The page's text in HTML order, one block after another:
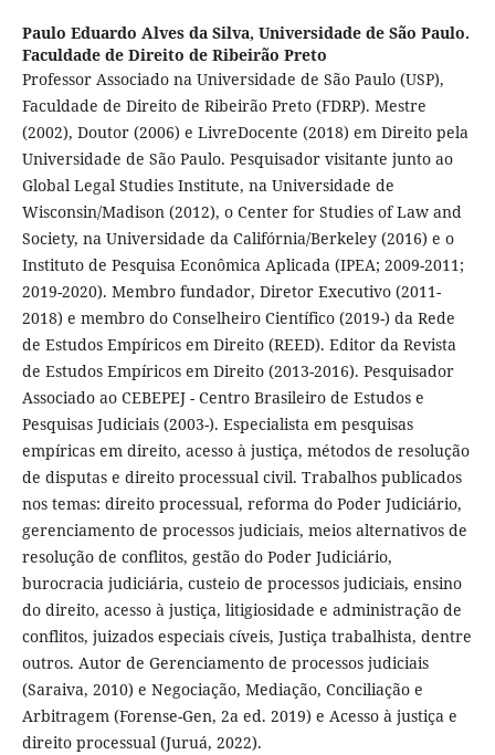
Paulo Eduardo Alves da Silva, Universidade de São Paulo.
Faculdade de Direito de Ribeirão Preto
Professor Associado na Universidade de São Paulo (USP),
Faculdade de Direito de Ribeirão Preto (FDRP). Mestre
(2002), Doutor (2006) e LivreDocente (2018) em Direito pela
Universidade de São Paulo. Pesquisador visitante junto ao
Global Legal Studies Institute, na Universidade de
Wisconsin/Madison (2012), o Center for Studies of Law and
Society, na Universidade da Califórnia/Berkeley (2016) e o
Instituto de Pesquisa Econômica Aplicada (IPEA; 2009-2011;
2019-2020). Membro fundador, Diretor Executivo (2011-
2018) e membro do Conselheiro Científico (2019-) da Rede
de Estudos Empíricos em Direito (REED). Editor da Revista
de Estudos Empíricos em Direito (2013-2016). Pesquisador
Associado ao CEBEPEJ - Centro Brasileiro de Estudos e
Pesquisas Judiciais (2003-). Especialista em pesquisas
empíricas em direito, acesso à justiça, métodos de resolução
de disputas e direito processual civil. Trabalhos publicados
nos temas: direito processual, reforma do Poder Judiciário,
gerenciamento de processos judiciais, meios alternativos de
resolução de conflitos, gestão do Poder Judiciário,
burocracia judiciária, custeio de processos judiciais, ensino
do direito, acesso à justiça, litigiosidade e administração de
conflitos, juizados especiais cíveis, Justiça trabalhista, dentre
outros. Autor de Gerenciamento de processos judiciais
(Saraiva, 2010) e Negociação, Mediação, Conciliação e
Arbitragem (Forense-Gen, 2a ed. 2019) e Acesso à justiça e
direito processual (Juruá, 2022).